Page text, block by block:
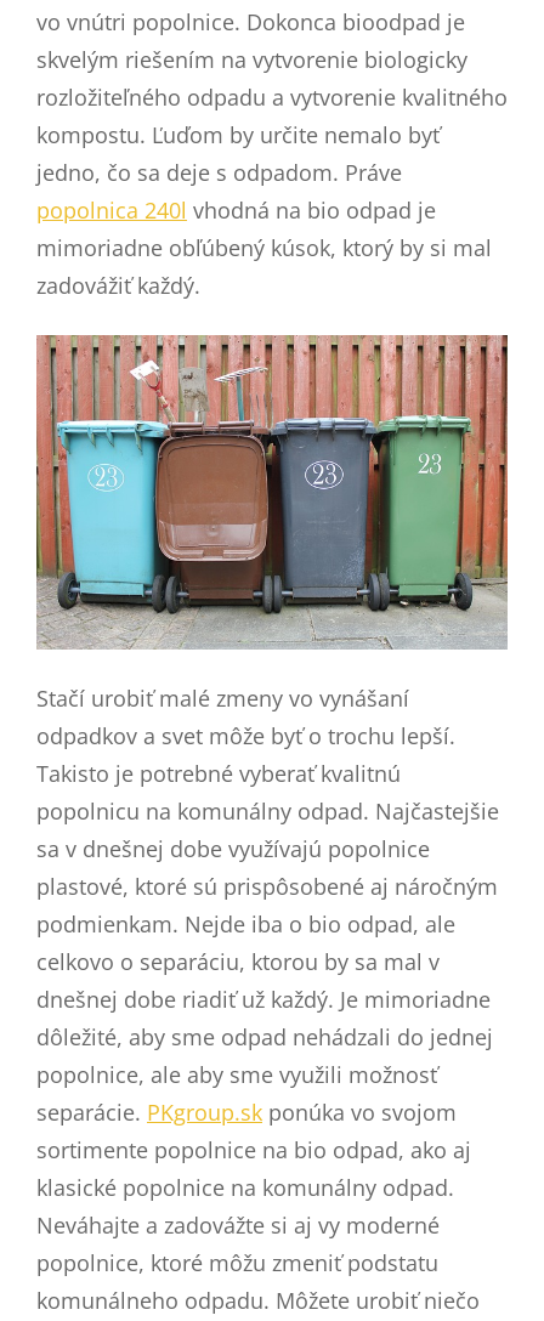
vo vnútri popolnice. Dokonca bioodpad je
skvelým riešením na vytvorenie biologicky
rozložiteľného odpadu a vytvorenie kvalitného
kompostu. Ľuďom by určite nemalo byť
jedno, čo sa deje s odpadom. Práve
popolnica 240l vhodná na bio odpad je
mimoriadne obľúbený kúsok, ktorý by si mal
zadovážiť každý.
Stačí urobiť malé zmeny vo vynášaní
odpadkov a svet môže byť o trochu lepší.
Takisto je potrebné vyberať kvalitnú
popolnicu na komunálny odpad. Najčastejšie
sa v dnešnej dobe využívajú popolnice
plastové, ktoré sú prispôsobené aj náročným
podmienkam. Nejde iba o bio odpad, ale
celkovo o separáciu, ktorou by sa mal v
dnešnej dobe riadiť už každý. Je mimoriadne
dôležité, aby sme odpad nehádzali do jednej
popolnice, ale aby sme využili možnosť
separácie. PKgroup.sk ponúka vo svojom
sortimente popolnice na bio odpad, ako aj
klasické popolnice na komunálny odpad.
Neváhajte a zadovážte si aj vy moderné
popolnice, ktoré môžu zmeniť podstatu
komunálneho odpadu. Môžete urobiť niečo